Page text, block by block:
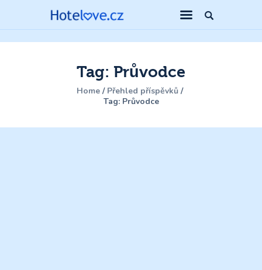
Tag: Průvodce
Home
Přehled příspěvků
Tag: Průvodce